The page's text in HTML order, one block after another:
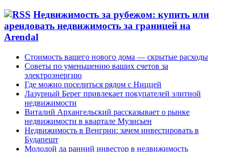
Недвижимость за рубежом: купить или
арендовать недвижимость за границей на
Arendal
Стоимость вашего нового дома — скрытые расходы
Советы по уменьшению ваших счетов за
электроэнергию
Где можно поселиться рядом с Ниццей
Лазурный Берег привлекает покупателей элитной
недвижимости
Виталий Архангельский рассказывает о рынке
недвижимости в квартале Музисьен
Недвижимость в Венгрии: зачем инвестировать в
Будапешт
Молодой да ранний инвестор в недвижимость